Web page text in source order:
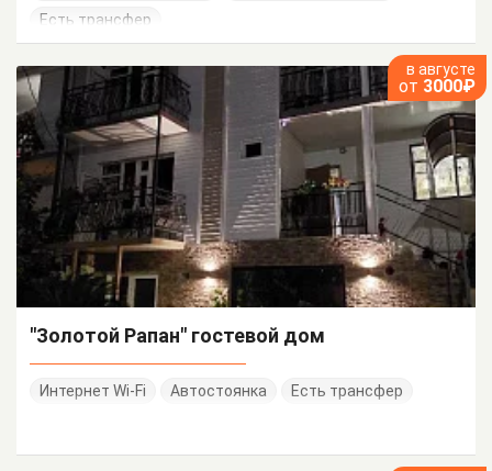
Есть трансфер
в августе
от 3000₽
"Золотой Рапан" гостевой дом
Интернет Wi-Fi Автостоянка Есть трансфер